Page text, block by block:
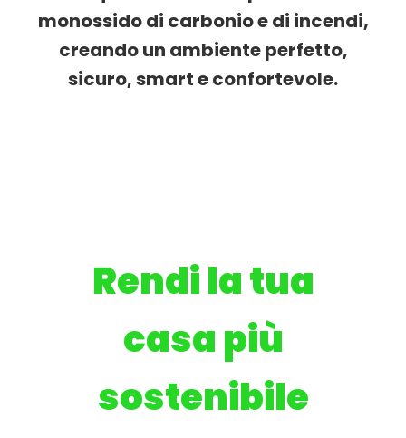
monossido di carbonio e di incendi,
creando un ambiente perfetto,
sicuro, smart e confortevole.
Rendi la tua
casa più
sostenibile